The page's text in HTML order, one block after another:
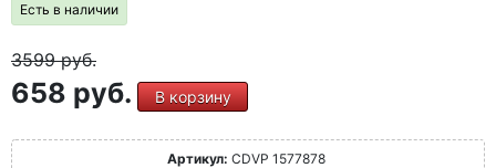
Есть в наличии
3599руб.
658 руб. В корзину
Артикул: CDVP 1577878